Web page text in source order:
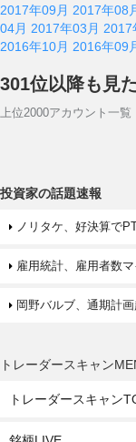
2017年09月 2017年08
04月 2017年03月 2017
2016年10月 2016年09
301位以降も見
上位2000アカウント一覧
投資家の話題速報
ノリタケ、好決算で
雇用統計、雇用者数
岡野バルブ、通期計
トレーダースキャン
トレーダースキャン